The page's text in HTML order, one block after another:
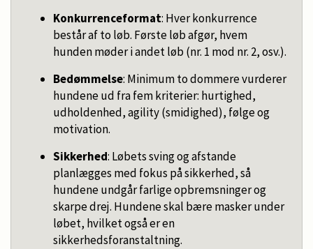
Konkurrenceformat: Hver konkurrence
består af to løb. Første løb afgør, hvem
hunden møder i andet løb (nr. 1 mod nr. 2, osv.).
Bedømmelse: Minimum to dommere vurderer
hundene ud fra fem kriterier: hurtighed,
udholdenhed, agility (smidighed), følge og
motivation.
Sikkerhed: Løbets sving og afstande
planlægges med fokus på sikkerhed, så
hundene undgår farlige opbremsninger og
skarpe drej. Hundene skal bære masker under
løbet, hvilket også er en
sikkerhedsforanstaltning.